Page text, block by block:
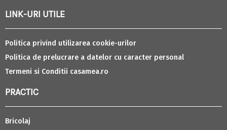
LINK-URI UTILE
Politica privind utilizarea cookie-urilor
Politica de prelucrare a datelor cu caracter personal
Termeni si Conditii casamea.ro
PRACTIC
Bricolaj